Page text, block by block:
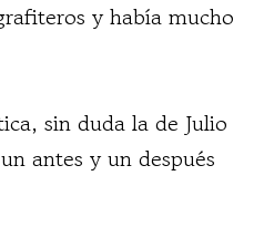
y había mucho
sin duda la de Julio
antes y un después